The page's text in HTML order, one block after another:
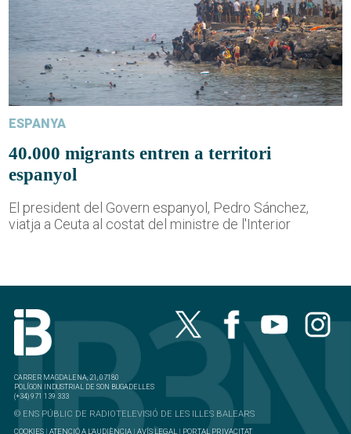
ESPANYA
40.000 migrants entren a territori
espanyol
El president del Govern espanyol, Pedro Sánchez,
viatja a Ceuta al costat del ministre de l'Interior
CARRER MAGDALENA, 21, 07180
POLÍGON INDUSTRIAL DE SON BUGADELLES
(+34) 971 139 333
© ENS PÚBLIC DE RADIOTELEVISIÓ DE LES ILLES BALEARS
COOKIES |ATENCIÓ A L'AUDIÈNCIA |AVÍS LEGAL | PORTAL PRIVACITAT